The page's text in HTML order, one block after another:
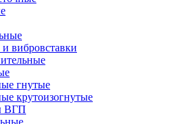
вибровставки
гнутые
крутоизогнутые
ВГП